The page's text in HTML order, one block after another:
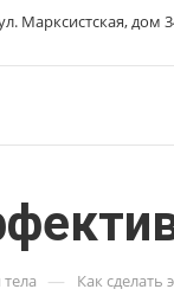
Марксистская, дом
— Как